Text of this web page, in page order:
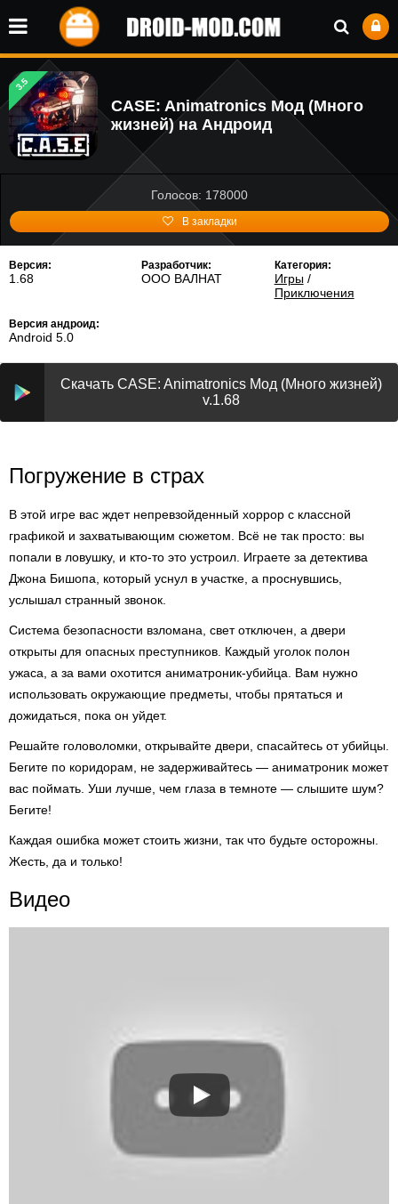
3.5
CASE: Animatronics Мод (Много
жизней) на Андроид
Голосов: 178000
В закладки
Версия:
1.68
Разработчик:
ООО ВАЛНАТ
Категория:
Игры/
Приключения
Версия андроид:
Android 5.0
Скачать CASE: Animatronics Мод (Много жизней)
v.1.68
Погружение в страх
В этой игре вас ждет непревзойденный хоррор с классной
графикой и захватывающим сюжетом. Всё не так просто: вы
попали в ловушку, и кто-то это устроил. Играете за детектива
Джона Бишопа, который уснул в участке, а проснувшись,
услышал странный звонок.
Система безопасности взломана, свет отключен, а двери
открыты для опасных преступников. Каждый уголок полон
ужаса, а за вами охотится аниматроник-убийца. Вам нужно
использовать окружающие предметы, чтобы прятаться и
дожидаться, пока он уйдет.
Решайте головоломки, открывайте двери, спасайтесь от убийцы.
Бегите по коридорам, не задерживайтесь — аниматроник может
вас поймать. Уши лучше, чем глаза в темноте — слышите шум?
Бегите!
Каждая ошибка может стоить жизни, так что будьте осторожны.
Жесть, да и только!
Видео